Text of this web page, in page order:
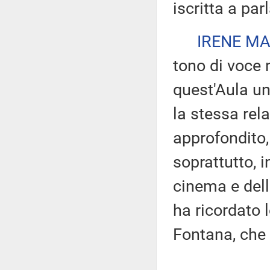
iscritta a
IRENE
tono di voce
quest'Aula
la stessa
soprattutto,
cinema e
ha ricordato
Fontana,